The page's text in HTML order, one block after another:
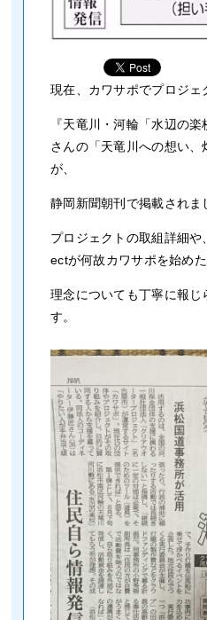
現在、カワサポでプロジェ
『天竜川・河輪「水辺の楽
さんの「天竜川への想い、
が、
静岡新聞朝刊で掲載されま
プロジェクトの取組詳細
ectが何故カワサポを始めた
理念についても丁寧に報
す。